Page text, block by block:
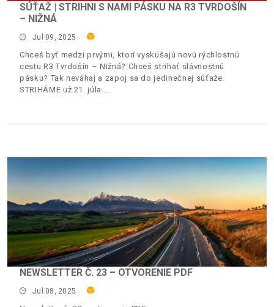
SÚŤAŽ | STRIHNI S NAMI PÁSKU NA R3 TVRDOŠÍN
– NIŽNÁ
Jul 09, 2025
Chceš byť medzi prvými, ktorí vyskúšajú novú rýchlostnú
cestu R3 Tvrdošín – Nižná? Chceš strihať slávnostnú
pásku? Tak neváhaj a zapoj sa do jedinečnej súťaže.
STRIHÁME už 21. júla.
NEWSLETTER Č. 23 – OTVORENIE PDF
Jul 08, 2025